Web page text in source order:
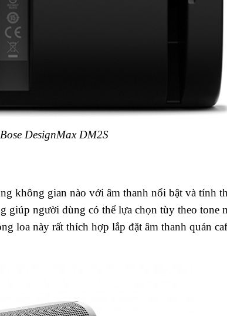
DesignMax DM2S
không gian nào với âm thanh nổi bật và tính
giúp người dùng có thể lựa chọn tùy theo tone
loa này rất thích hợp lắp đặt âm thanh quán